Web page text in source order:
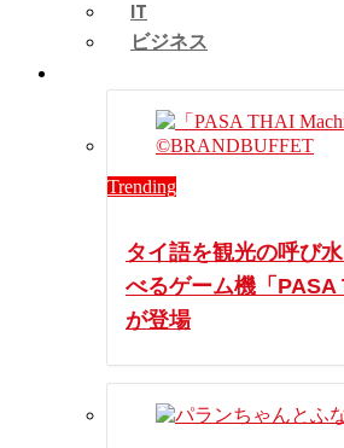
IT
ビジネス
Trending
タイ語を観光の呼び
べるゲーム機「PASA
が登場